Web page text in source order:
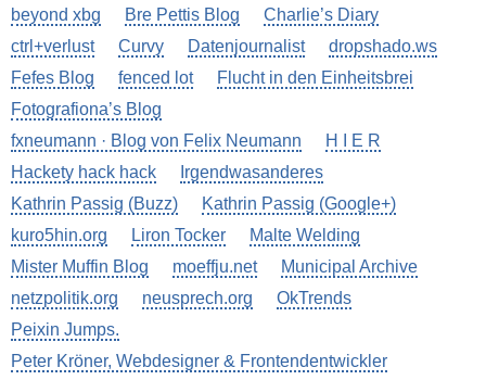
beyond xbg
Bre Pettis Blog
Charlie’s Diary
ctrl+verlust
Curvy Datenjournalist
dropshado.ws
Fefes Blog
fenced lot
Flucht in den Einheitsbrei
Fotografiona’s Blog
fxneumann · Blog von Felix Neumann
H I E R
Hackety hack hack
Irgendwasanderes
Kathrin Passig (Buzz)
Kathrin Passig (Google+)
kuro5hin.org
Liron Tocker
Malte Welding
Mister Muffin Blog
moeffju.net
Municipal Archive
netzpolitik.org
neusprech.org
OkTrends
Peixin Jumps.
Peter Kröner, Webdesigner & Frontendentwickler